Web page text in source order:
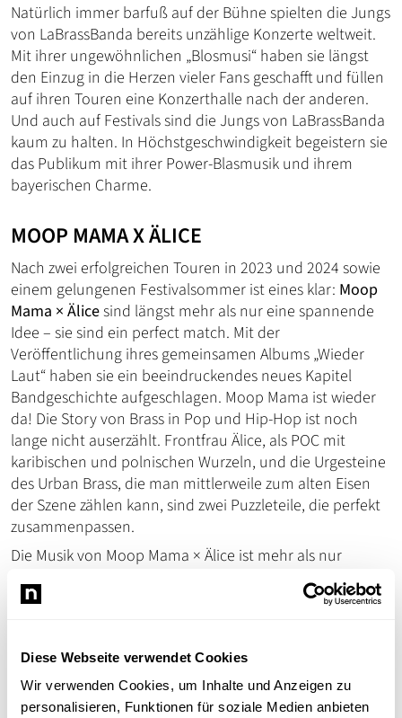
Diese Webseite verwendet Cookies
Wir verwenden Cookies, um Inhalte und Anzeigen zu
personalisieren, Funktionen für soziale Medien anbieten
Natürlich immer barfuß auf der Bühne spielten die Jungs
von LaBrassBanda bereits unzählige Konzerte weltweit.
Mit ihrer ungewöhnlichen „Blosmusi“ haben sie längst
den Einzug in die Herzen vieler Fans geschafft und füllen
auf ihren Touren eine Konzerthalle nach der anderen.
Und auch auf Festivals sind die Jungs von LaBrassBanda
kaum zu halten. In Höchstgeschwindigkeit begeistern sie
das Publikum mit ihrer Power-Blasmusik und ihrem
bayerischen Charme.
MOOP MAMA X ÄLICE
Nach zwei erfolgreichen Touren in 2023 und 2024 sowie
einem gelungenen Festivalsommer ist eines klar: Moop
Mama × Älicesind längst mehr als nur eine spannende
Idee – sie sind ein perfect match. Mit der
Veröffentlichung ihres gemeinsamen Albums „Wieder
Laut“ haben sie ein beeindruckendes neues Kapitel
Bandgeschichte aufgeschlagen. Moop Mama ist wieder
da! Die Story von Brass in Pop und Hip-Hop ist noch
lange nicht auserzählt. Frontfrau Älice, als POC mit
karibischen und polnischen Wurzeln, und die Urgesteine
des Urban Brass, die man mittlerweile zum alten Eisen
der Szene zählen kann, sind zwei Puzzleteile, die perfekt
zusammenpassen.
Die Musik von Moop Mama × Älice ist mehr als nur
Unterhaltung - sie ist ein Aufruf zur Gemeinschaft und zur
Veränderung. Mit ihrer unverkennbaren Energie und
Rolle spielen.
Mit ihrem mitreißenden Sound und ihren inspirierenden